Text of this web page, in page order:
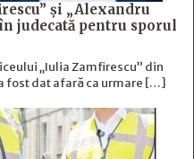
și „Alexandru
judecată pentru sporul
„Iulia Zamfirescu” din
fost dat afară ca urmare […]